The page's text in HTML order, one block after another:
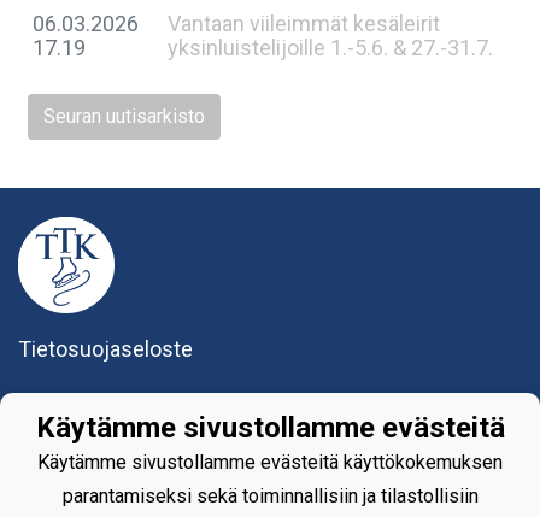
06.03.2026
17.19
Vantaan viileimmät kesäleirit
yksinluistelijoille 1.-5.6. & 27.-31.7.
Seuran uutisarkisto
Tietosuojaseloste
Tikkurilan Taitoluisteluklubi ry
Yhteystiedot
Käytämme sivustollamme evästeitä
Käytämme sivustollamme evästeitä käyttökokemuksen
parantamiseksi sekä toiminnallisiin ja tilastollisiin